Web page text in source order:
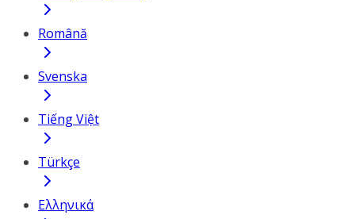
Română
Svenska
Tiếng Việt
Türkçe
Ελληνικά